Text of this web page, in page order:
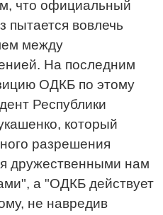
что официальный
пытается вовлечь
между
На последним
ОДКБ по этому
Республики
который
разрешения
дружественными нам
а "ОДКБ действует
не навредив